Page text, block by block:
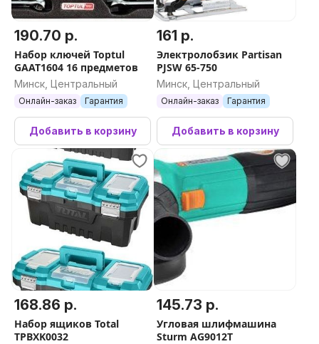
190.70 р.
Набор ключей Toptul
GAAT1604 16 предметов
Минск, Центральный
Онлайн-заказ Гарантия
Добавить в корзину
161 р.
Электролобзик Partisan
PJSW 65-750
Минск, Центральный
Онлайн-заказ Гарантия
Добавить в корзину
168.86 р.
Набор ящиков Total
TPBXK0032
145.73 р.
Угловая шлифмашина
Sturm AG9012T